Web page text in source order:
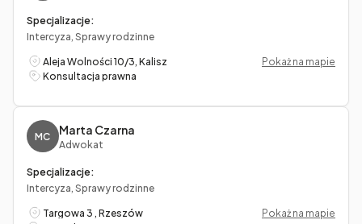
Specjalizacje:
Intercyza, Sprawy rodzinne
Aleja Wolności 10/3, Kalisz
Pokaż na mapie
Konsultacja prawna
MC Marta Czarna
Adwokat
Specjalizacje:
Intercyza, Sprawy rodzinne
Targowa 3 , Rzeszów
Pokaż na mapie